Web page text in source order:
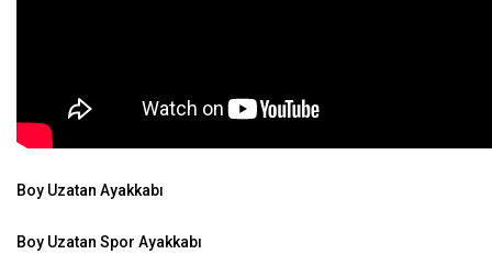
Boy Uzatan Ayakkabı
Boy Uzatan Spor Ayakkabı